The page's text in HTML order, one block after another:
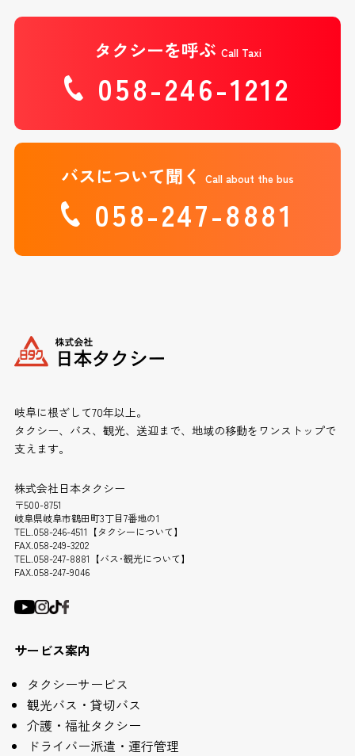
タクシーを呼ぶ Call Taxi
058-246-1212
バスについて聞く Call about the bus
058-247-8881
岐阜に根ざして70年以上。
タクシー、バス、観光、送迎まで、地域の移動をワンストップで
支えます。
株式会社日本タクシー
〒500-8751
岐阜県岐阜市鶴田町3丁目7番地の1
TEL.058-246-4511【タクシーについて】
FAX.058-249-3202
TEL.058-247-8881【バス･観光について】
FAX.058-247-9046
サービス案内
タクシーサービス
観光バス・貸切バス
介護・福祉タクシー
ドライバー派遣・運行管理